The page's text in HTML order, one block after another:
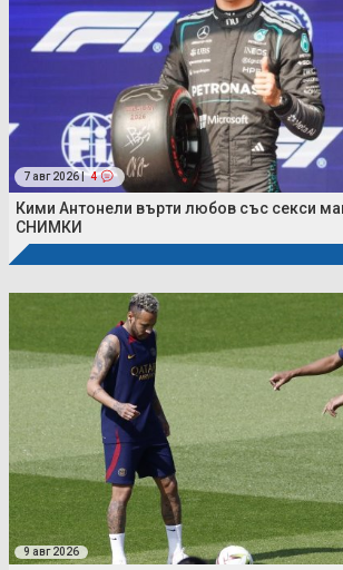
7 авг 2026 | 4
Кими Антонели върти любов със секси
СНИМКИ
9 авг 2026